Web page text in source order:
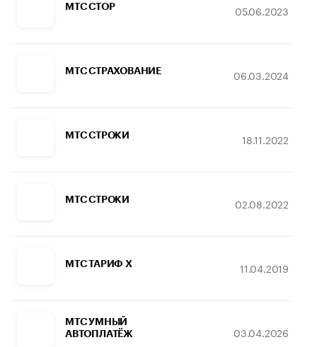
МТС СТОР 05.06.2023
МТС СТРАХОВАНИЕ 06.03.2024
МТС СТРОКИ 18.11.2022
МТС СТРОКИ 02.08.2022
МТС ТАРИФ Х 11.04.2019
МТС УМНЫЙ
АВТОПЛАТЁЖ
03.04.2026